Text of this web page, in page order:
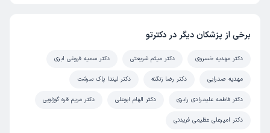
برخی از پزشکان دیگر در دکترتو
دکتر مهدیه خسروی دکتر میثم شریعتی دکتر سمیه فروغی ابری
مهدیه صدرایی دکتر رضا زنگنه دکتر لیندا پاک سرشت
دکتر فاطمه علیمرادی رابری دکتر الهام ابوعلی دکتر مریم قره گوزلویی
دکتر امیرعلی عظیمی فریدنی